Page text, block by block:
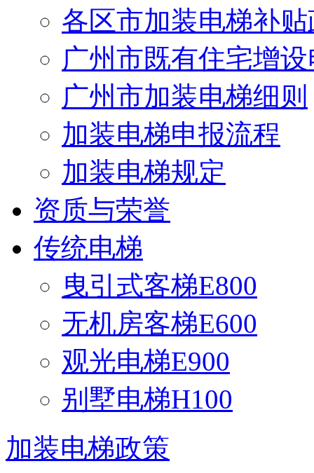
各区市加装电梯补
广州市既有住宅增
广州市加装电梯细则
加装电梯申报流程
加装电梯规定
资质与荣誉
传统电梯
曳引式客梯E800
无机房客梯E600
观光电梯E900
别墅电梯H100
加装电梯政策